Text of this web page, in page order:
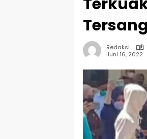
Redaksi
Juni 16, 2022